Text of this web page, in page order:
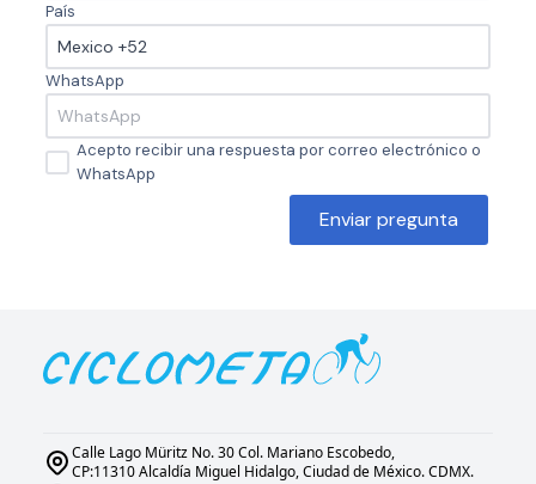
País
WhatsApp
Acepto recibir una respuesta por correo electrónico o
WhatsApp
Enviar pregunta
Calle Lago Müritz No. 30 Col. Mariano Escobedo,
CP:11310 Alcaldía Miguel Hidalgo, Ciudad de México. CDMX.